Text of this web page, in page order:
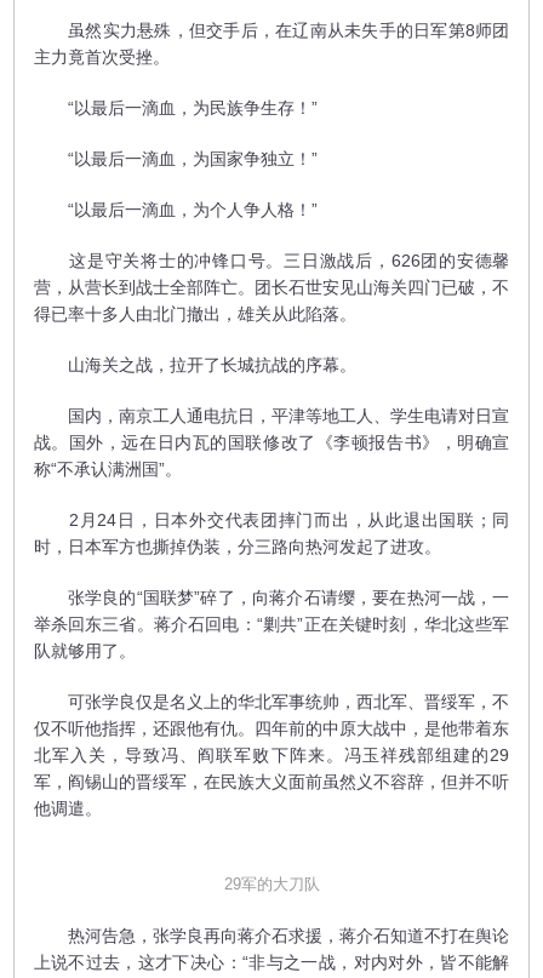
虽然实力悬殊，但交手后，在辽南从未失手的日军第8师团
主力竟首次受挫。
“以最后一滴血，为民族争生存！”
“以最后一滴血，为国家争独立！”
“以最后一滴血，为个人争人格！”
这是守关将士的冲锋口号。三日激战后，626团的安德馨
营，从营长到战士全部阵亡。团长石世安见山海关四门已破，不
得已率十多人由北门撤出，雄关从此陷落。
山海关之战，拉开了长城抗战的序幕。
国内，南京工人通电抗日，平津等地工人、学生电请对日宣
战。国外，远在日内瓦的国联修改了《李顿报告书》，明确宣
称“不承认满洲国”。
2月24日，日本外交代表团摔门而出，从此退出国联；同
时，日本军方也撕掉伪装，分三路向热河发起了进攻。
张学良的“国联梦”碎了，向蒋介石请缨，要在热河一战，一
举杀回东三省。蒋介石回电：“剿共”正在关键时刻，华北这些军
队就够用了。
可张学良仅是名义上的华北军事统帅，西北军、晋绥军，不
仅不听他指挥，还跟他有仇。四年前的中原大战中，是他带着东
北军入关，导致冯、阎联军败下阵来。冯玉祥残部组建的29
军，阎锡山的晋绥军，在民族大义面前虽然义不容辞，但并不听
他调遣。
29军的大刀队
热河告急，张学良再向蒋介石求援，蒋介石知道不打在舆论
上说不过去，这才下决心：“非与之一战，对内对外，皆不能解